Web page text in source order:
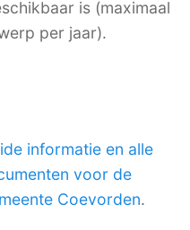
is (maximaal
per jaar).
informatie en alle
voor de
Coevorden.